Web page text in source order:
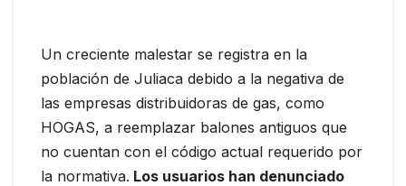
Un creciente malestar se registra en la
población de Juliaca debido a la negativa de
las empresas distribuidoras de gas, como
HOGAS, a reemplazar balones antiguos que
no cuentan con el código actual requerido por
la normativa. Los usuarios han denunciado